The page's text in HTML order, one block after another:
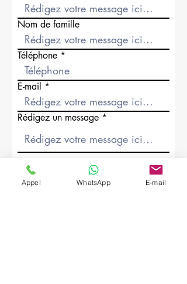
Nom de famille
Téléphone
E-mail
Rédigez un message
Société
Appel WhatsApp E-mail